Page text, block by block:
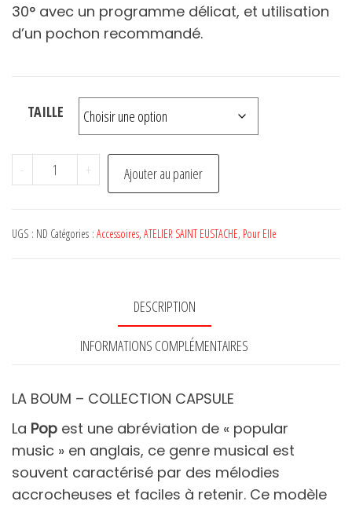
30° avec un programme délicat, et utilisation
d’un pochon recommandé.
TAILLE
-
quantité
de
POP
+ Ajouter au panier
UGS : ND Catégories : Accessoires, ATELIER SAINT EUSTACHE, Pour Elle
DESCRIPTION
INFORMATIONS COMPLÉMENTAIRES
LA BOUM – COLLECTION CAPSULE
La Pop est une abréviation de « popular
music » en anglais, ce genre musical est
souvent caractérisé par des mélodies
accrocheuses et faciles à retenir. Ce modèle